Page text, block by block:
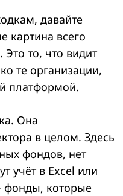
давайте
картина всего
то, что видит
те организации,
платформой.
Она
в целом. Здесь
фондов, нет
учёт в Excel или
фонды, которые